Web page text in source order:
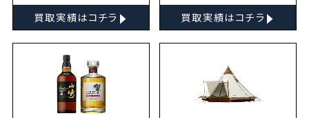
買取実績はコチラ ▸ 買取実績はコチラ ▸